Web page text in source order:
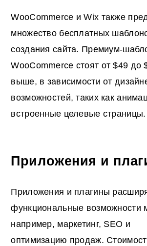
WooCommerce и Wix также
множество бесплатных
создания сайта. Премиум-
WooCommerce стоят от $49 до
выше, в зависимости от
возможностей, таких как
встроенные целевые страницы.
Приложения и
Приложения и плагины
функциональные возможности
например, маркетинг, SEO и
оптимизацию продаж.